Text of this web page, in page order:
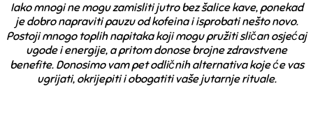
Iako mnogi ne mogu zamisliti jutro bez šalice kave, ponekad
je dobro napraviti pauzu od kofeina i isprobati nešto novo.
Postoji mnogo toplih napitaka koji mogu pružiti sličan osjećaj
ugode i energije, a pritom donose brojne zdravstvene
benefite. Donosimo vam pet odličnih alternativa koje će vas
ugrijati, okrijepiti i obogatiti vaše jutarnje rituale.